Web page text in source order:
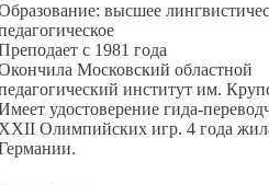
высшее
с 1981 года
Московский областной
институт им.
удостоверение гида-
XXII Олимпийских игр. 4 года